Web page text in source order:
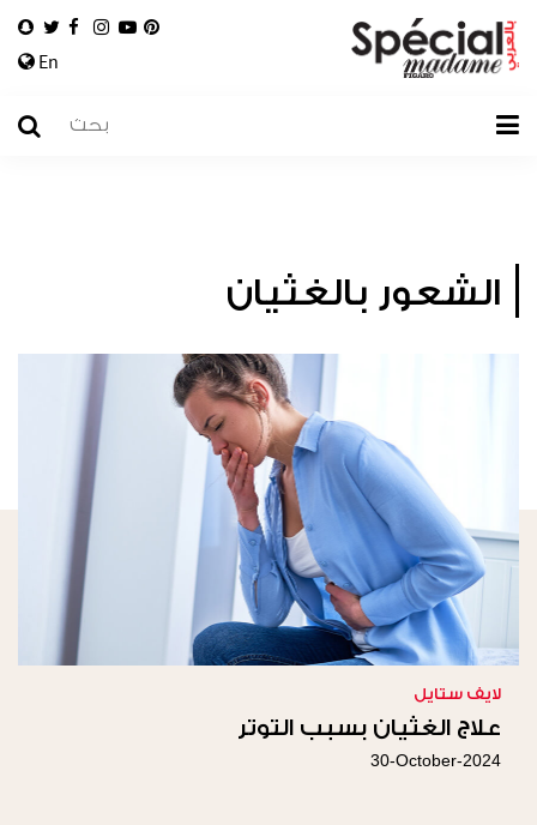
En
الشعور بالغثيان
لايف ستايل
علاج الغثيان بسبب التوتر
30-October-2024